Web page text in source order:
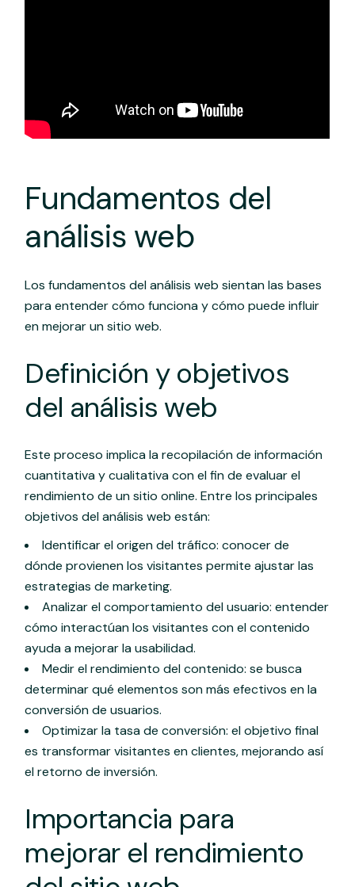
Fundamentos del
análisis web
Los fundamentos del análisis web sientan las bases
para entender cómo funciona y cómo puede influir
en mejorar un sitio web.
Definición y objetivos
del análisis web
Este proceso implica la recopilación de información
cuantitativa y cualitativa con el fin de evaluar el
rendimiento de un sitio online. Entre los principales
objetivos del análisis web están:
Identificar el origen del tráfico: conocer de
dónde provienen los visitantes permite ajustar las
estrategias de marketing.
Analizar el comportamiento del usuario: entender
cómo interactúan los visitantes con el contenido
ayuda a mejorar la usabilidad.
Medir el rendimiento del contenido: se busca
determinar qué elementos son más efectivos en la
conversión de usuarios.
Optimizar la tasa de conversión: el objetivo final
es transformar visitantes en clientes, mejorando así
el retorno de inversión.
Importancia para
mejorar el rendimiento